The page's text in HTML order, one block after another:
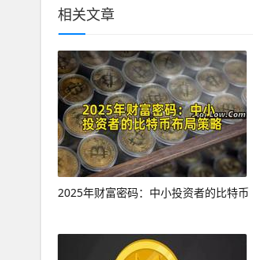
相关文章
2025年财富密码：中小投资者的比特币